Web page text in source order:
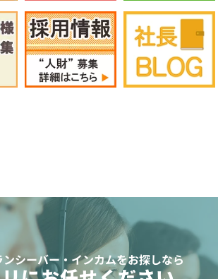
シーバー・インカムをお探しなら